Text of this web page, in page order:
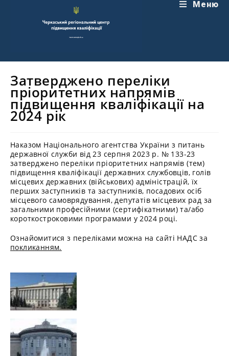
Меню
Затверджено переліки
пріоритетних напрямів
підвищення кваліфікації на
2024 рік
Наказом Національного агентства України з питань
державної служби від 23 серпня 2023 р. № 133-23
затверджено переліки пріоритетних напрямів (тем)
підвищення кваліфікації державних службовців, голів
місцевих державних (військових) адміністрацій, їх
перших заступників та заступників, посадових осіб
місцевого самоврядування, депутатів місцевих рад за
загальними професійними (сертифікатними) та/або
короткостроковими програмами у 2024 році.
Ознайомитися з переліками можна на сайті НАДС за
покликанням.